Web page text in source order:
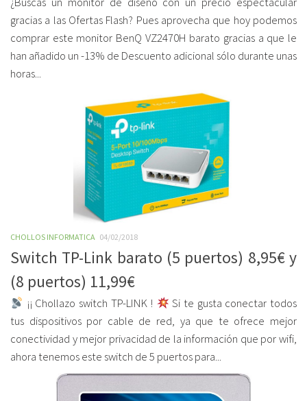
gracias a las Ofertas Flash? Pues aprovecha que hoy podemos
comprar este monitor BenQ VZ2470H barato gracias a que le
han añadido un -13% de Descuento adicional sólo durante unas
horas...
CHOLLOS INFORMATICA 04/02/2018
Switch TP-Link barato (5 puertos) 8,95€ y
(8 puertos) 11,99€
¡¡ Chollazo switch TP-LINK !
Si te gusta conectar todos
tus dispositivos por cable de red, ya que te ofrece mejor
conectividad y mejor privacidad de la información que por wifi,
ahora tenemos este switch de 5 puertos para...